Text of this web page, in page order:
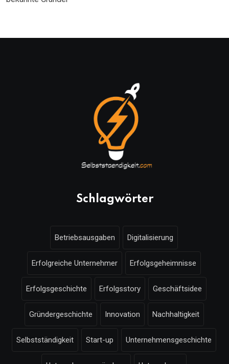
Schlagwörter
Betriebsausgaben Digitalisierung
Erfolgreiche Unternehmer Erfolgsgeheimnisse
Erfolgsgeschichte Erfolgsstory Geschäftsidee
Gründergeschichte Innovation Nachhaltigkeit
Selbstständigkeit Start-up Unternehmensgeschichte